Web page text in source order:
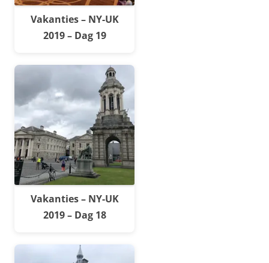
Vakanties – NY-UK
2019 – Dag 19
Vakanties – NY-UK
2019 – Dag 18